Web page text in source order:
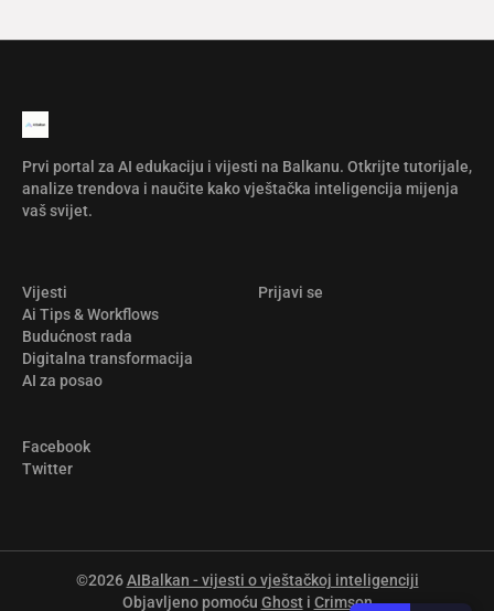
Prvi portal za AI edukaciju i vijesti na Balkanu. Otkrijte tutorijale,
analize trendova i naučite kako vještačka inteligencija mijenja
vaš svijet.
Vijesti
Ai Tips & Workflows
Budućnost rada
Digitalna transformacija
AI za posao
Prijavi se
Facebook
Twitter
©2026AIBalkan - vijesti o vještačkoj inteligenciji
Objavljeno pomoću Ghosti Crimson